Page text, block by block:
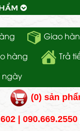
Giao
hàng
Trả
ngày
(0) sản
|